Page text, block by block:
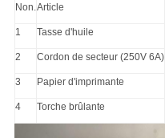
Non.Article
1 Tasse d'huile
2 Cordon de secteur (250V 6A)
3 Papier d'imprimante
4 Torche brûlante